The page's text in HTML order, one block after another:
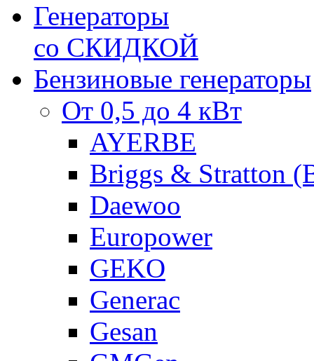
Генераторы
со СКИДКОЙ
Бензиновые генераторы
От 0,5 до 4 кВт
AYERBE
Briggs & Stratton
Daewoo
Europower
GEKO
Generac
Gesan